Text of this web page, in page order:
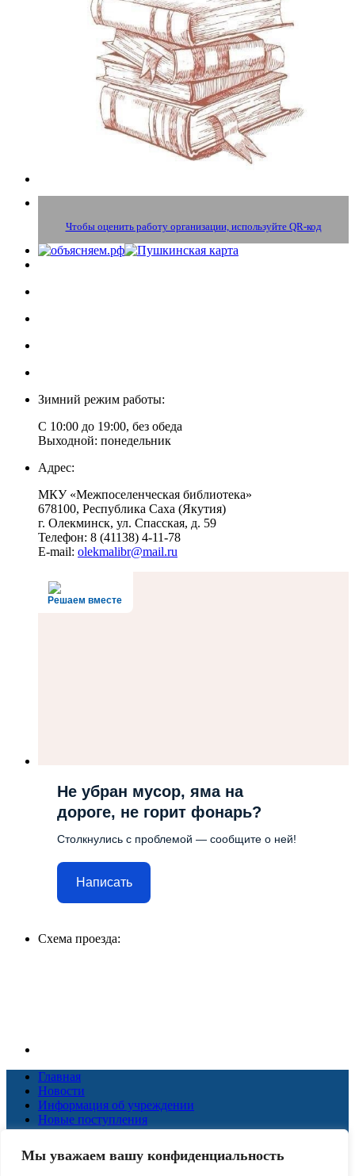
Мы уважаем вашу конфиденциальность
Чтобы оценить работу организации, используйте QR-код
Зимний режим работы:
С 10:00 до 19:00, без обеда
Выходной: понедельник
Адрес:
МКУ «Межпоселенческая библиотека»
678100, Республика Саха (Якутия)
г. Олекминск, ул. Спасская, д. 59
Телефон: 8 (41138) 4-11-78
E-mail: olekmalibr@mail.ru
Решаем вместе
Не убран мусор, яма на
дороге, не горит фонарь?
Столкнулись с проблемой — сообщите о ней!
Написать
Схема проезда:
Главная
Новости
Информация об учреждении
Новые поступления
Коллегам
КЗД